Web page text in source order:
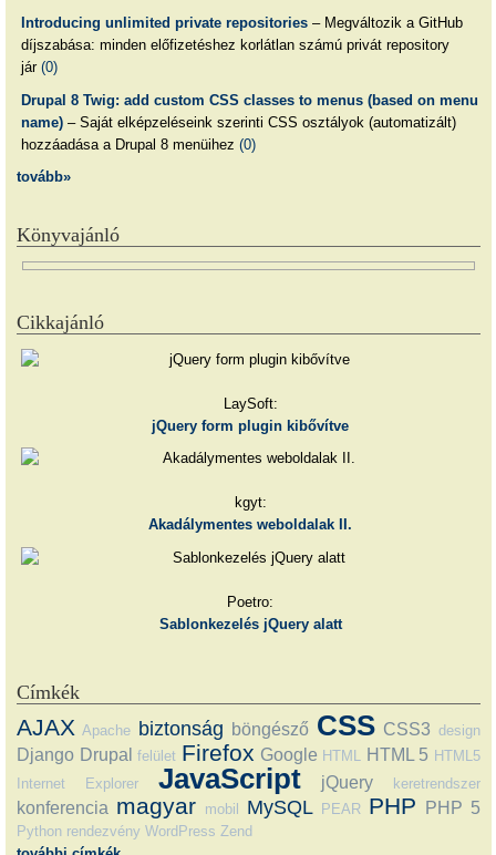
Introducing unlimited private repositories– Megváltozik a GitHub
díjszabása: minden előfizetéshez korlátlan számú privát repository
jár (0)
Drupal 8 Twig: add custom CSS classes to menus (based on menu
name)– Saját elképzeléseink szerinti CSS osztályok (automatizált)
hozzáadása a Drupal 8 menüihez (0)
tovább»
Könyvajánló
Cikkajánló
LaySoft:
jQuery form plugin kibővítve
kgyt:
Akadálymentes weboldalak II.
Poetro:
Sablonkezelés jQuery alatt
Címkék
AJAX Apache biztonság böngésző CSS CSS3 design
Django Drupal felület Firefox Google HTML HTML 5 HTML5
Internet Explorer
JavaScript jQuery keretrendszer
konferencia magyar mobil MySQL PEAR PHP PHP 5
Python rendezvény WordPress Zend